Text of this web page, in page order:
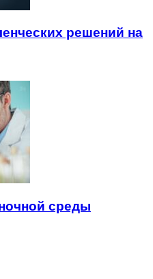
решений на
среды